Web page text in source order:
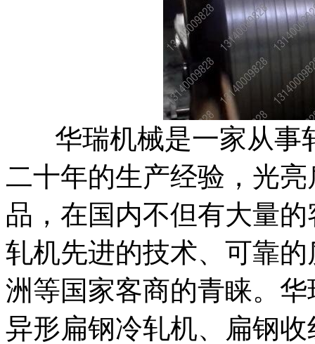
华瑞机械是一家从事
二十年的生产经验，光
品，在国内不但有大量
轧机先进的技术、可靠
洲等国家客商的青睐。
异形扁钢冷轧机、扁钢